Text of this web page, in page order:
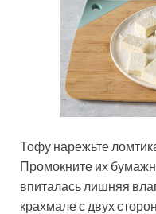
Тофу нарежьте
Промокните их
впиталась лишняя
крахмале с двух сторон.